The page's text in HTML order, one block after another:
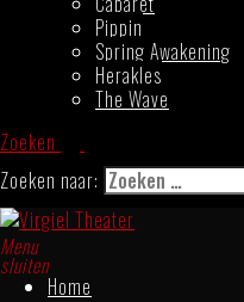
Pippin
Spring Awakening
Herakles
The Wave
Zoeken
Zoeken naar:
Menu
sluiten
Home